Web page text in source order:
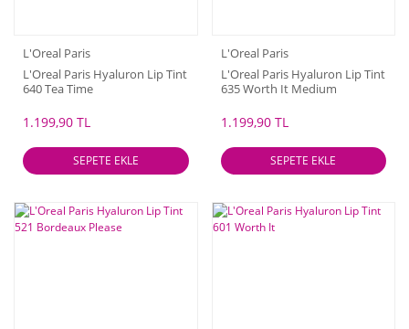
L'Oreal Paris
L'Oreal Paris Hyaluron Lip Tint
640 Tea Time
1.199,90 TL
SEPETE EKLE
L'Oreal Paris
L'Oreal Paris Hyaluron Lip Tint
635 Worth It Medium
1.199,90 TL
SEPETE EKLE